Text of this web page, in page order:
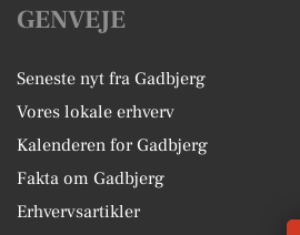
GENVEJE
Seneste nyt fra Gadbjerg
Vores lokale erhverv
Kalenderen for Gadbjerg
Fakta om Gadbjerg
Erhvervsartikler